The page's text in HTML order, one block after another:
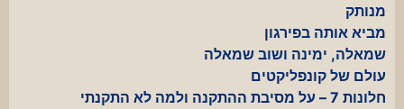
מנותק
מביא אותה בפירגון
שמאלה, ימינה ושוב שמאלה
עולם של קונפליקטים
חלונות 7 – על מסיבת ההתקנה ולמה לא התקנתי